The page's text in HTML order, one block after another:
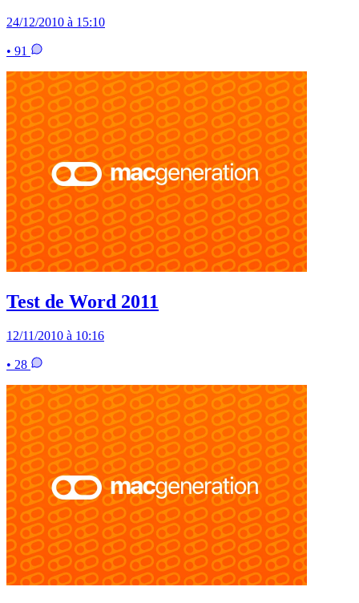
24/12/2010 à 15:10
• 91
Test de Word 2011
12/11/2010 à 10:16
• 28